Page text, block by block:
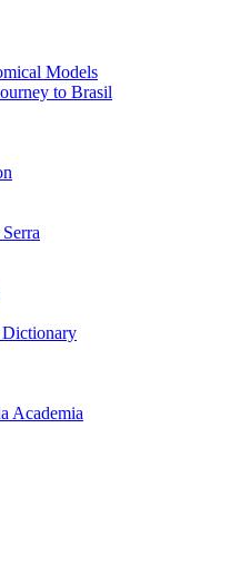
Models
to Brasil
Academia